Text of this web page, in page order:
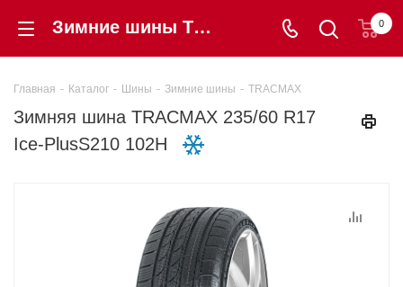
Зимние шины TRACMAX 235/60 R17 Ice-PlusS210 102H купить в интернет-магазине Шинторг 0
Главная - Каталог - Шины - Зимние шины - TRACMAX
Зимняя шина TRACMAX 235/60 R17
Ice-PlusS210 102H